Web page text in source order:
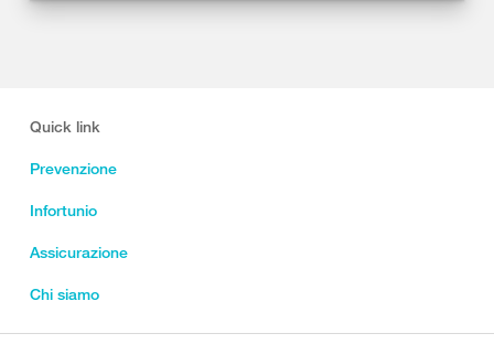
Quick link
Prevenzione
Infortunio
Assicurazione
Chi siamo